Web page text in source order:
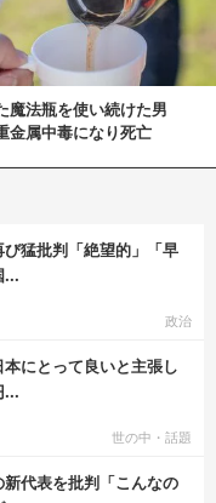
魔法瓶を使い続けた男
金属中毒になり死亡
猛批判「絶望的」「早
...
政治
にとって良いと主張し
...
世の中・話題
代表を批判「こんなの